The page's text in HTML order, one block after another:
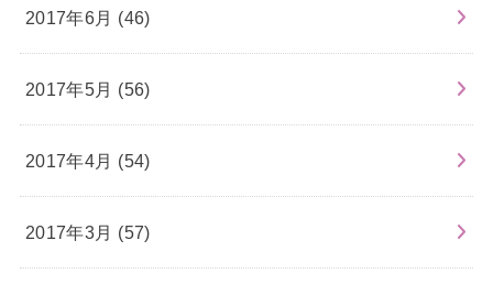
2017年6月 (46)
2017年5月 (56)
2017年4月 (54)
2017年3月 (57)